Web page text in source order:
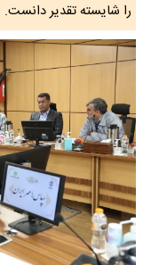
را شایسته تقدیر دانست.